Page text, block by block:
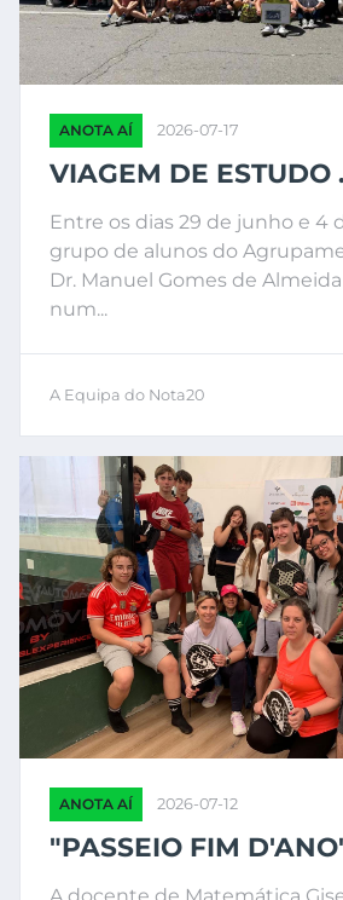
ANOTA AÍ 2026-07-17
VIAGEM DE ESTUDO
Entre os dias 29 de junho e 4
grupo de alunos do
Dr. Manuel Gomes de
num...
A Equipa do Nota20
ANOTA AÍ 2026-07-12
"PASSEIO FIM